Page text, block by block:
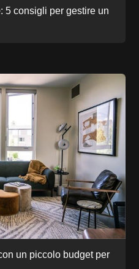
5 consigli per gestire un
un piccolo budget per